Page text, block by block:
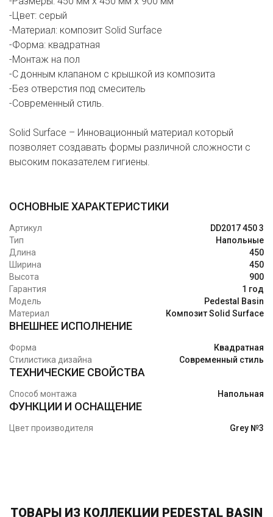
-Цвет: серый
-Материал: композит Solid Surface
-Форма: квадратная
-Монтаж на пол
-С донным клапаном с крышкой из композита
-Без отверстия под смеситель
-Современный стиль.
Solid Surface – Инновационный материал который
позволяет создавать формы различной сложности с
высоким показателем гигиены.
ОСНОВНЫЕ ХАРАКТЕРИСТИКИ
Артикул
DD2017 450 3
Тип
Напольные
Длина
450
Ширина
450
Высота
900
Гарантия
1 год
Модель
Pedestal Basin
Материал
Композит Solid Surface
ВНЕШНЕЕ ИСПОЛНЕНИЕ
Форма
Квадратная
Стилистика дизайна
Современный стиль
ТЕХНИЧЕСКИЕ СВОЙСТВА
Способ монтажа Напольная
ФУНКЦИИ И ОСНАЩЕНИЕ
Цвет производителя Grey №3
ТОВАРЫ ИЗ КОЛЛЕКЦИИ PEDESTAL BASIN